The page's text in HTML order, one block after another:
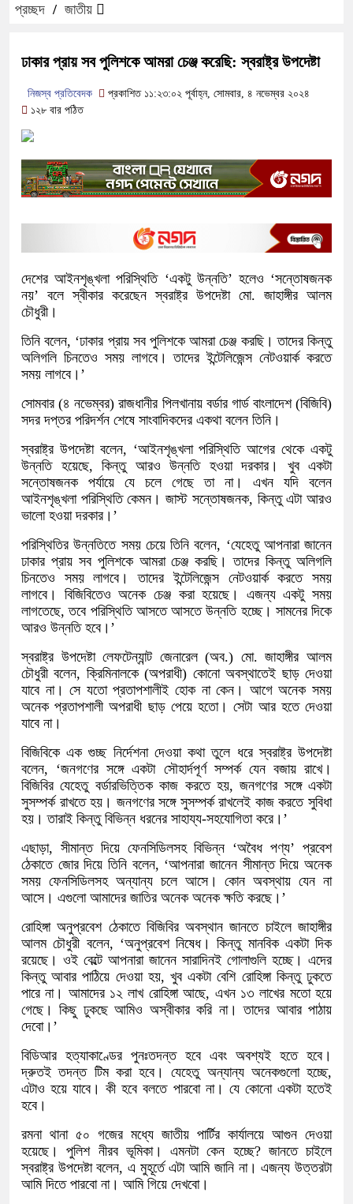
প্রচ্ছদ / জাতীয়
ঢাকার প্রায় সব পুলিশকে আমরা চেঞ্জ করেছি: স্বরাষ্ট্র উপদেষ্টা
নিজস্ব প্রতিবেদক
প্রকাশিত ১১:২৩:০২ পূর্বাহ্ন, সোমবার, ৪ নভেম্বর ২০২৪
১২৮ বার পঠিত
দেশের আইনশৃঙ্খলা পরিস্থিতি ‘একটু উন্নতি’ হলেও ‘সন্তোষজনক
নয়’ বলে স্বীকার করেছেন স্বরাষ্ট্র উপদেষ্টা মো. জাহাঙ্গীর আলম
চৌধুরী।
তিনি বলেন, ‘ঢাকার প্রায় সব পুলিশকে আমরা চেঞ্জ করছি। তাদের কিন্তু
অলিগলি চিনতেও সময় লাগবে। তাদের ইন্টেলিজেন্স নেটওয়ার্ক করতে
সময় লাগবে।’
সোমবার (৪ নভেম্বর) রাজধানীর পিলখানায় বর্ডার গার্ড বাংলাদেশ (বিজিবি)
সদর দপ্তর পরিদর্শন শেষে সাংবাদিকদের একথা বলেন তিনি।
স্বরাষ্ট্র উপদেষ্টা বলেন, ‘আইনশৃঙ্খলা পরিস্থিতি আগের থেকে একটু
উন্নতি হয়েছে, কিন্তু আরও উন্নতি হওয়া দরকার। খুব একটা
সন্তোষজনক পর্যায়ে যে চলে গেছে তা না। এখন যদি বলেন
আইনশৃঙ্খলা পরিস্থিতি কেমন। জাস্ট সন্তোষজনক, কিন্তু এটা আরও
ভালো হওয়া দরকার।’
পরিস্থিতির উন্নতিতে সময় চেয়ে তিনি বলেন, ‘যেহেতু আপনারা জানেন
ঢাকার প্রায় সব পুলিশকে আমরা চেঞ্জ করছি। তাদের কিন্তু অলিগলি
চিনতেও সময় লাগবে। তাদের ইন্টেলিজেন্স নেটওয়ার্ক করতে সময়
লাগবে। বিজিবিতেও অনেক চেঞ্জ করা হয়েছে। এজন্য একটু সময়
লাগতেছে, তবে পরিস্থিতি আসতে আসতে উন্নতি হচ্ছে। সামনের দিকে
আরও উন্নতি হবে।’
স্বরাষ্ট্র উপদেষ্টা লেফটেন্যান্ট জেনারেল (অব.) মো. জাহাঙ্গীর আলম
চৌধুরী বলেন, ক্রিমিনালকে (অপরাধী) কোনো অবস্থাতেই ছাড় দেওয়া
যাবে না। সে যতো প্রতাপশালীই হোক না কেন। আগে অনেক সময়
অনেক প্রতাপশালী অপরাধী ছাড় পেয়ে হতো। সেটা আর হতে দেওয়া
যাবে না।
বিজিবিকে এক গুচ্ছ নির্দেশনা দেওয়া কথা তুলে ধরে স্বরাষ্ট্র উপদেষ্টা
বলেন, ‘জনগণের সঙ্গে একটা সৌহার্দপূর্ণ সম্পর্ক যেন বজায় রাখে।
বিজিবির যেহেতু বর্ডারভিত্তিক কাজ করতে হয়, জনগণের সঙ্গে একটা
সুসম্পর্ক রাখতে হয়। জনগণের সঙ্গে সুসম্পর্ক রাখলেই কাজ করতে সুবিধা
হয়। তারাই কিন্তু বিভিন্ন ধরনের সাহায্য-সহযোগিতা করে।’
এছাড়া, সীমান্ত দিয়ে ফেনসিডিলসহ বিভিন্ন ‘অবৈধ পণ্য’ প্রবেশ
ঠেকাতে জোর দিয়ে তিনি বলেন, ‘আপনারা জানেন সীমান্ত দিয়ে অনেক
সময় ফেনসিডিলসহ অন্যান্য চলে আসে। কোন অবস্থায় যেন না
আসে। এগুলো আমাদের জাতির অনেক অনেক ক্ষতি করছে।’
রোহিঙ্গা অনুপ্রবেশ ঠেকাতে বিজিবির অবস্থান জানতে চাইলে জাহাঙ্গীর
আলম চৌধুরী বলেন, ‘অনুপ্রবেশ নিষেধ। কিন্তু মানবিক একটা দিক
রয়েছে। ওই বেল্টে আপনারা জানেন সারাদিনই গোলাগুলি হচ্ছে। এদের
কিন্তু আবার পাঠিয়ে দেওয়া হয়, খুব একটা বেশি রোহিঙ্গা কিন্তু ঢুকতে
পারে না। আমাদের ১২ লাখ রোহিঙ্গা আছে, এখন ১৩ লাখের মতো হয়ে
গেছে। কিছু ঢুকছে আমিও অস্বীকার করি না। তাদের আবার পাঠায়
দেবো।’
বিডিআর হত্যাকাণ্ডের পুনঃতদন্ত হবে এবং অবশ্যই হতে হবে।
দ্রুতই তদন্ত টিম করা হবে। যেহেতু অন্যান্য অনেকগুলো হচ্ছে,
এটাও হয়ে যাবে। কী হবে বলতে পারবো না। যে কোনো একটা হতেই
হবে।
রমনা থানা ৫০ গজের মধ্যে জাতীয় পার্টির কার্যালয়ে আগুন দেওয়া
হয়েছে। পুলিশ নীরব ভূমিকা। এমনটা কেন হচ্ছে? জানতে চাইলে
স্বরাষ্ট্র উপদেষ্টা বলেন, এ মুহূর্তে এটা আমি জানি না। এজন্য উত্তরটা
আমি দিতে পারবো না। আমি গিয়ে দেখবো।